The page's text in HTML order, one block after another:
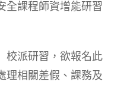
全課程師資增能研習
校派研習，欲報名此
理相關差假、課務及